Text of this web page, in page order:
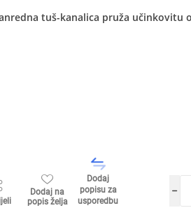
tuš-kanalica pruža učinkovitu
Dodaj na
popis želja
Dodaj
popisu za
usporedbu
h